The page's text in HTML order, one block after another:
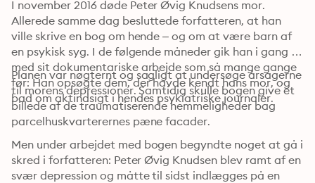
I november 2016 døde Peter Øvig Knudsens mor.
Allerede samme dag besluttede forfatteren, at han
ville skrive en bog om hende – og om at være barn af
en psykisk syg. I de følgende måneder gik han i gang
med sit dokumentariske arbejde som så mange gange
før: Han opsøgte dem, der havde kendt hans mor, og
bad om aktindsigt i hendes psykiatriske journaler.
Planen var nøgternt og sagligt at undersøge årsagerne
til morens depressioner. Samtidig skulle bogen give et
billede af de traumatiserende hemmeligheder bag
parcelhuskvarterernes pæne facader.
Men under arbejdet med bogen begyndte noget at gå i
skred i forfatteren: Peter Øvig Knudsen blev ramt af en
svær depression og måtte til sidst indlægges på en